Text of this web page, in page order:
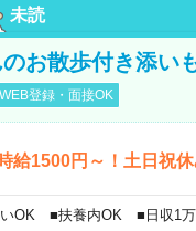
未読
お散歩付き添い
WEB登録・面接OK
1500円～！土日祝休
OK ■扶養内OK ■日収1万